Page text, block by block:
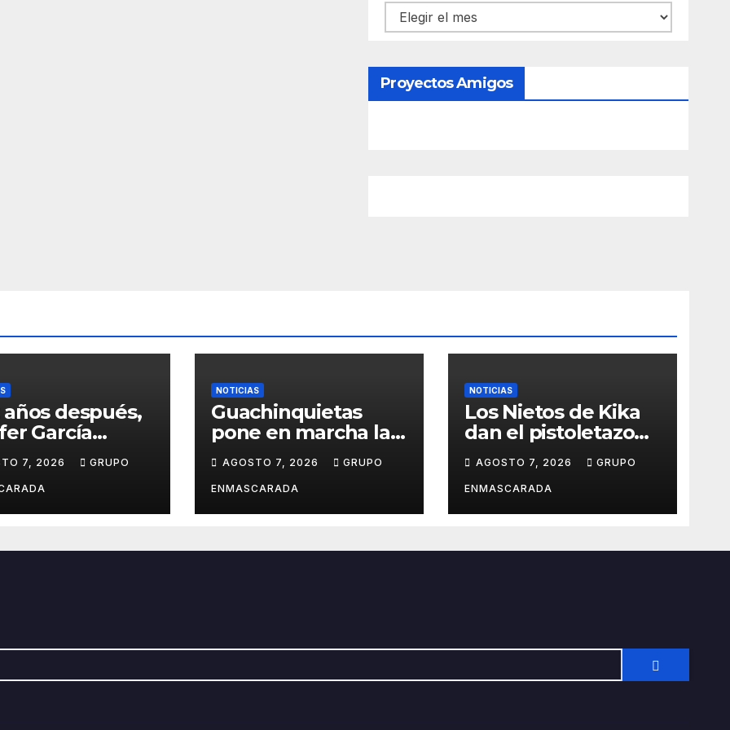
Contenido
Proyectos Amigos
años después,
García
su sueño
en el
de
de
para el
7, 2026 GRUPO
NOTICIAS
Guachinquietas
pone en marcha la
creación de su
repertorio para el
Carnaval 2027
AGOSTO 7, 2026 GRUPO
ENMASCARADA
NOTICIAS
Los Nietos de Kika
dan el pistoletazo
de salida al Carnaval
2027 con el inicio de
sus ensayos
AGOSTO 7, 2026 GRUPO
ENMASCARADA